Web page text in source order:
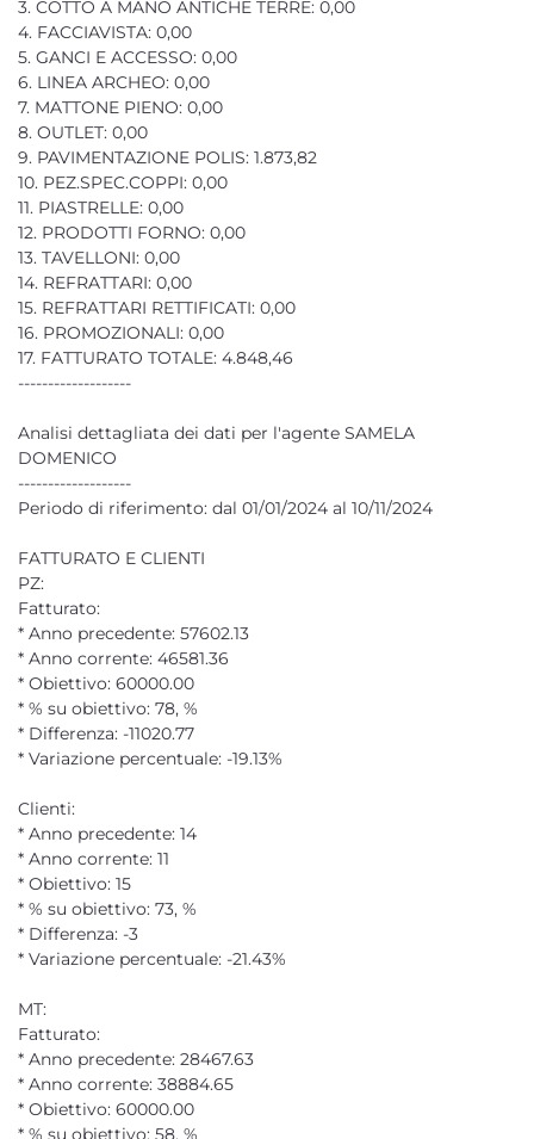
3. COTTO A MANO ANTICHE TERRE: 0,00
4. FACCIAVISTA: 0,00
5. GANCI E ACCESSO: 0,00
6. LINEA ARCHEO: 0,00
7. MATTONE PIENO: 0,00
8. OUTLET: 0,00
9. PAVIMENTAZIONE POLIS: 1.873,82
10. PEZ.SPEC.COPPI: 0,00
11. PIASTRELLE: 0,00
12. PRODOTTI FORNO: 0,00
13. TAVELLONI: 0,00
14. REFRATTARI: 0,00
15. REFRATTARI RETTIFICATI: 0,00
16. PROMOZIONALI: 0,00
17. FATTURATO TOTALE: 4.848,46
-------------------
Analisi dettagliata dei dati per l'agente SAMELA
DOMENICO
-------------------
Periodo di riferimento: dal 01/01/2024 al 10/11/2024
FATTURATO E CLIENTI
PZ:
Fatturato:
* Anno precedente: 57602.13
* Anno corrente: 46581.36
* Obiettivo: 60000.00
* % su obiettivo: 78, %
* Differenza: -11020.77
* Variazione percentuale: -19.13%
Clienti:
* Anno precedente: 14
* Anno corrente: 11
* Obiettivo: 15
* % su obiettivo: 73, %
* Differenza: -3
* Variazione percentuale: -21.43%
MT:
Fatturato:
* Anno precedente: 28467.63
* Anno corrente: 38884.65
* Obiettivo: 60000.00
* % su obiettivo: 58, %